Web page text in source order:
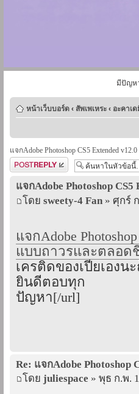
มีปัญห
หน้าเว็บบอร์ด ‹ สัพเพเหระ ‹ อะคาเด
แจกAdobe Photoshop CS5 Extended
ตอบกระทู้
แจกAdobe Photoshop
โดย sweety-4 Fan » ศุกร์
แจกAdobe
แบบถาวรและตลอด
เครติดของเปียเอง
ยินดีตอบทุก
ปัญหา[/url]
Re: แจกAdobe Photoshop
โดย juliespace » พุธ ก.พ.